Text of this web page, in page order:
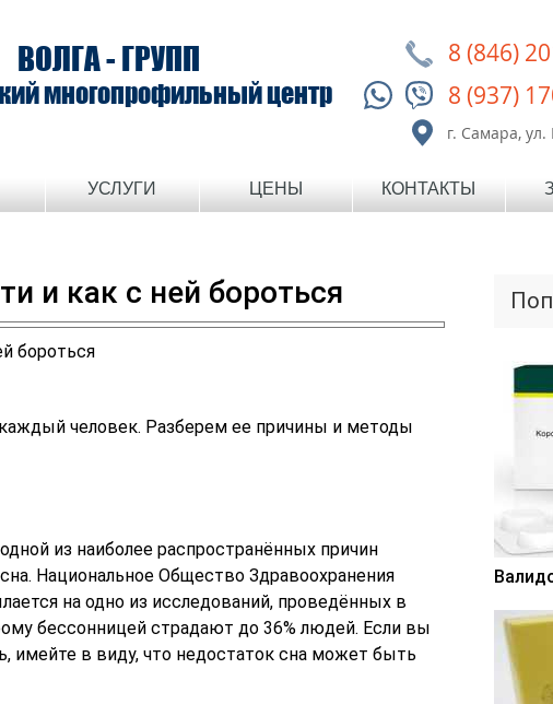
ВОЛГА - ГРУПП
многопрофильный центр
8 (846)
8 (937)
г. Самара,
УСЛУГИ ЦЕНЫ КОНТАКТЫ
и как с ней бороться
человек. Разберем ее причины и методы
из наиболее распространённых причин
Национальное Общество Здравоохранения
на одно из исследований, проведённых в
бессонницей страдают до 36% людей. Если вы
имейте в виду, что недостаток сна может быть